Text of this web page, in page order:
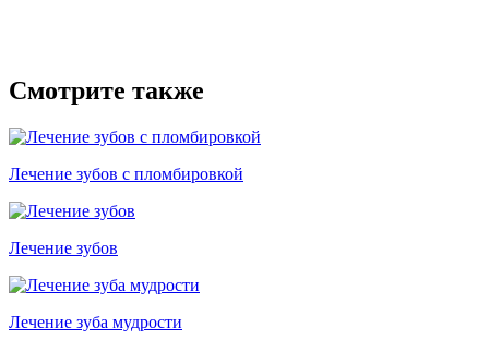
Смотрите также
Лечение зубов с пломбировкой
Лечение зубов
Лечение зуба мудрости